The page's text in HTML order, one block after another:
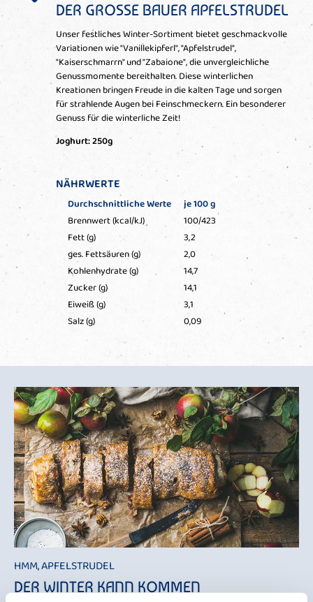
DER GROSSE BAUER APFELSTRUDEL
Unser festliches Winter-Sortiment bietet geschmackvolle
Variationen wie "Vanillekipferl", "Apfelstrudel",
"Kaiserschmarrn" und "Zabaione", die unvergleichliche
Genussmomente bereithalten. Diese winterlichen
Kreationen bringen Freude in die kalten Tage und sorgen
für strahlende Augen bei Feinschmeckern. Ein besonderer
Genuss für die winterliche Zeit!
Joghurt: 250g
NÄHRWERTE
Durchschnittliche Werte
je 100 g
Brennwert (kcal/kJ)
100/423
Fett (g)
3,2
ges. Fettsäuren (g)
2,0
Kohlenhydrate (g)
14,7
Zucker (g)
14,1
Eiweiß (g)
3,1
Salz (g)
0,09
HMM, APFELSTRUDEL
DER WINTER KANN KOMMEN